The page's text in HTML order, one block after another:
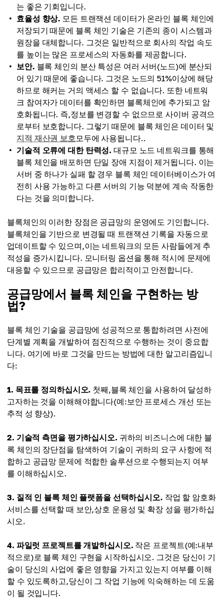
는 좋은 기회입니다.
효율성 향상. 모든 트랜잭션 데이터가 온라인 블록 체인에
저장되기 때문에 블록 체인 기술은 기존의 종이 시스템과
원장을 대체합니다. 그것은 일반적으로 회사의 작업 속도
를 높이는 많은 프로세스의 자동화를 제공합니다.
보안. 블록 체인의 분산 특성은 여러 서버(노드)에 분산되
어 있기 때문에 좋습니다. 그것은 노드의 51%이상에 해당
하므로 해커는 거의 액세스 할 수 없습니다. 또한 네트워
크 참여자가 데이터를 확인하면 블록체인에 추가되고 암
호화됩니다. 즉,정보를 변경할 수 없으므로 사이버 공격으
로부터 보호합니다. 그렇기 때문에 블록 체인은 데이터 및
지적 재산권 보호모두에 사용됩니다..
기술적 오류에 대한 탄력성. 대규모 노드 네트워크를 통해
블록 체인을 배포하면 단일 장애 지점이 제거됩니다. 이는
서버 중 하나가 실패 할 경우 블록 체인 데이터베이스가 여
전히 사용 가능하고 다른 서버의 기능 덕분에 계속 작동한
다는 것을 의미합니다.
블록체인의 이러한 장점은 공급망의 운영에도 기인합니다.
블록체인을 기반으로 변경될 때 트랜잭션 기록을 자동으로
업데이트할 수 있으며,이는 네트워크의 모든 사람들에게 추
적성을 증가시킵니다. 모니터링 옵션을 통해 적시에 문제에
대응할 수 있으므로 공급망은 합리적이고 안전합니다.
공급망에서 블록 체인을 구현하는 방
법?
블록 체인 기술을 공급망에 성공적으로 통합하려면 사전에
단계별 계획을 개발하여 점진적으로 수행하는 것이 중요합
니다. 여기에 바로 그것을 만드는 방법에 대한 알고리즘입니
다:
1. 목표를 정의하십시오. 첫째,블록 체인을 사용하여 달성하
고자하는 것을 이해해야합니다(예:보안 프로세스 개선 또는
추적 성 향상).
2. 기술적 측면을 평가하십시오. 귀하의 비즈니스에 대한 블
록 체인의 장단점을 탐색하여 기술이 귀하의 요구 사항에 적
합하고 공급망 문제에 적합한 솔루션으로 수행되는지 여부
를 이해하십시오.
3. 질적 인 블록 체인 플랫폼을 선택하십시오. 작업 할 암호화
서비스를 선택할 때 보안,상호 운용성 및 확장 성을 평가하십
시오.
4. 파일럿 프로젝트를 개발하십시오. 작은 프로젝트(예:내부
적으로)로 블록 체인 구현을 시작하십시오. 그것은 당신이 기
술이 당신의 사업에 좋은 영향을 가지고 있는지 여부를 이해
할 수 있도록하고,당신이 그 작업 기능에 익숙해하는 데 도움
이 될 것입니다.